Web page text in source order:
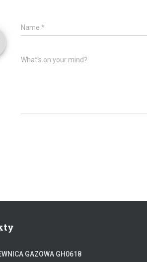
Name *
What's on your mind?
GAZOWA GH0618